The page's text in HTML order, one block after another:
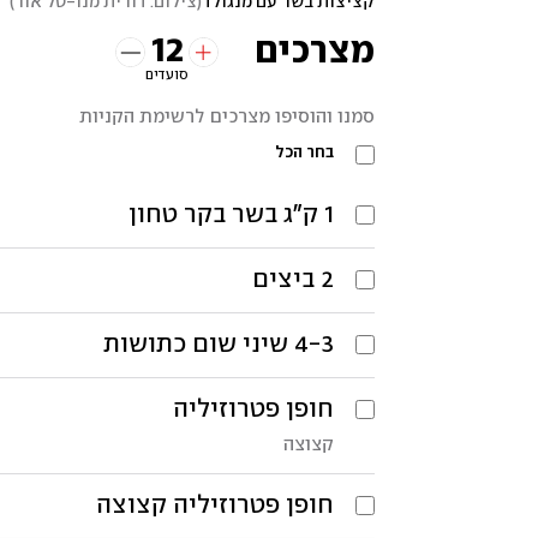
מצרכים 12
סועדים
סמנו והוסיפו מצרכים לרשימת הקניות
בחר הכל
1 ק"ג בשר בקר טחון
2 ביצים
4-3 שיני שום כתושות
חופן פטרוזיליה
קצוצה
חופן פטרוזיליה קצוצה